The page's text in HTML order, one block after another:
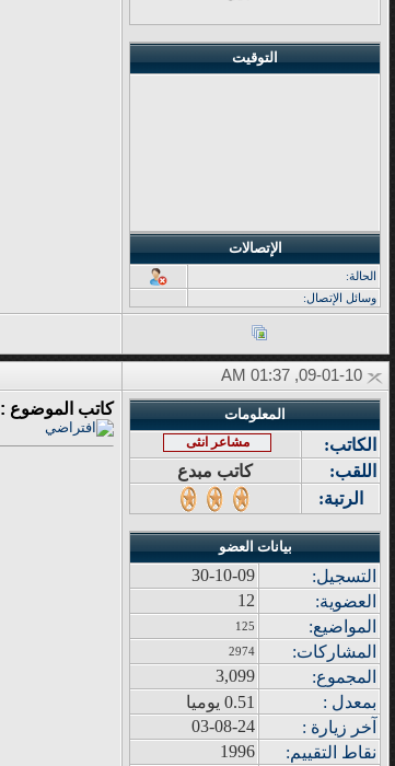
التوقيت
الإتصالات
الحالة:
وسائل الإتصال:
المعلومات
الكاتب: مشاعر انثى
اللقب:
كاتب مبدع
الرتبة:
بيانات العضو
التسجيل:
30-10-09
العضوية:
12
المواضيع:
125
المشاركات:
2974
المجموع:
3,099
بمعدل :
0.51 يوميا
خر زيار ة :
03-08-24
نقاط التقييم:
1996
كاتب الموضوع :